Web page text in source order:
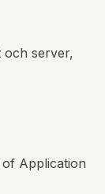
och server,
of Application